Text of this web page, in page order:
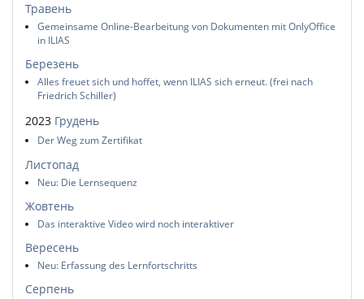
Травень
Gemeinsame Online-Bearbeitung von Dokumenten mit OnlyOffice
in ILIAS
Березень
Alles freuet sich und hoffet, wenn ILIAS sich erneut. (frei nach
Friedrich Schiller)
2023 Грудень
Der Weg zum Zertifikat
Листопад
Neu: Die Lernsequenz
Жовтень
Das interaktive Video wird noch interaktiver
Вересень
Neu: Erfassung des Lernfortschritts
Серпень